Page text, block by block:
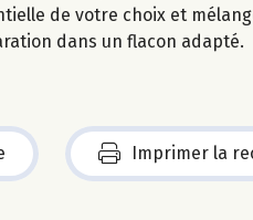
de votre choix et
dans un flacon adapté.
Imprimer la